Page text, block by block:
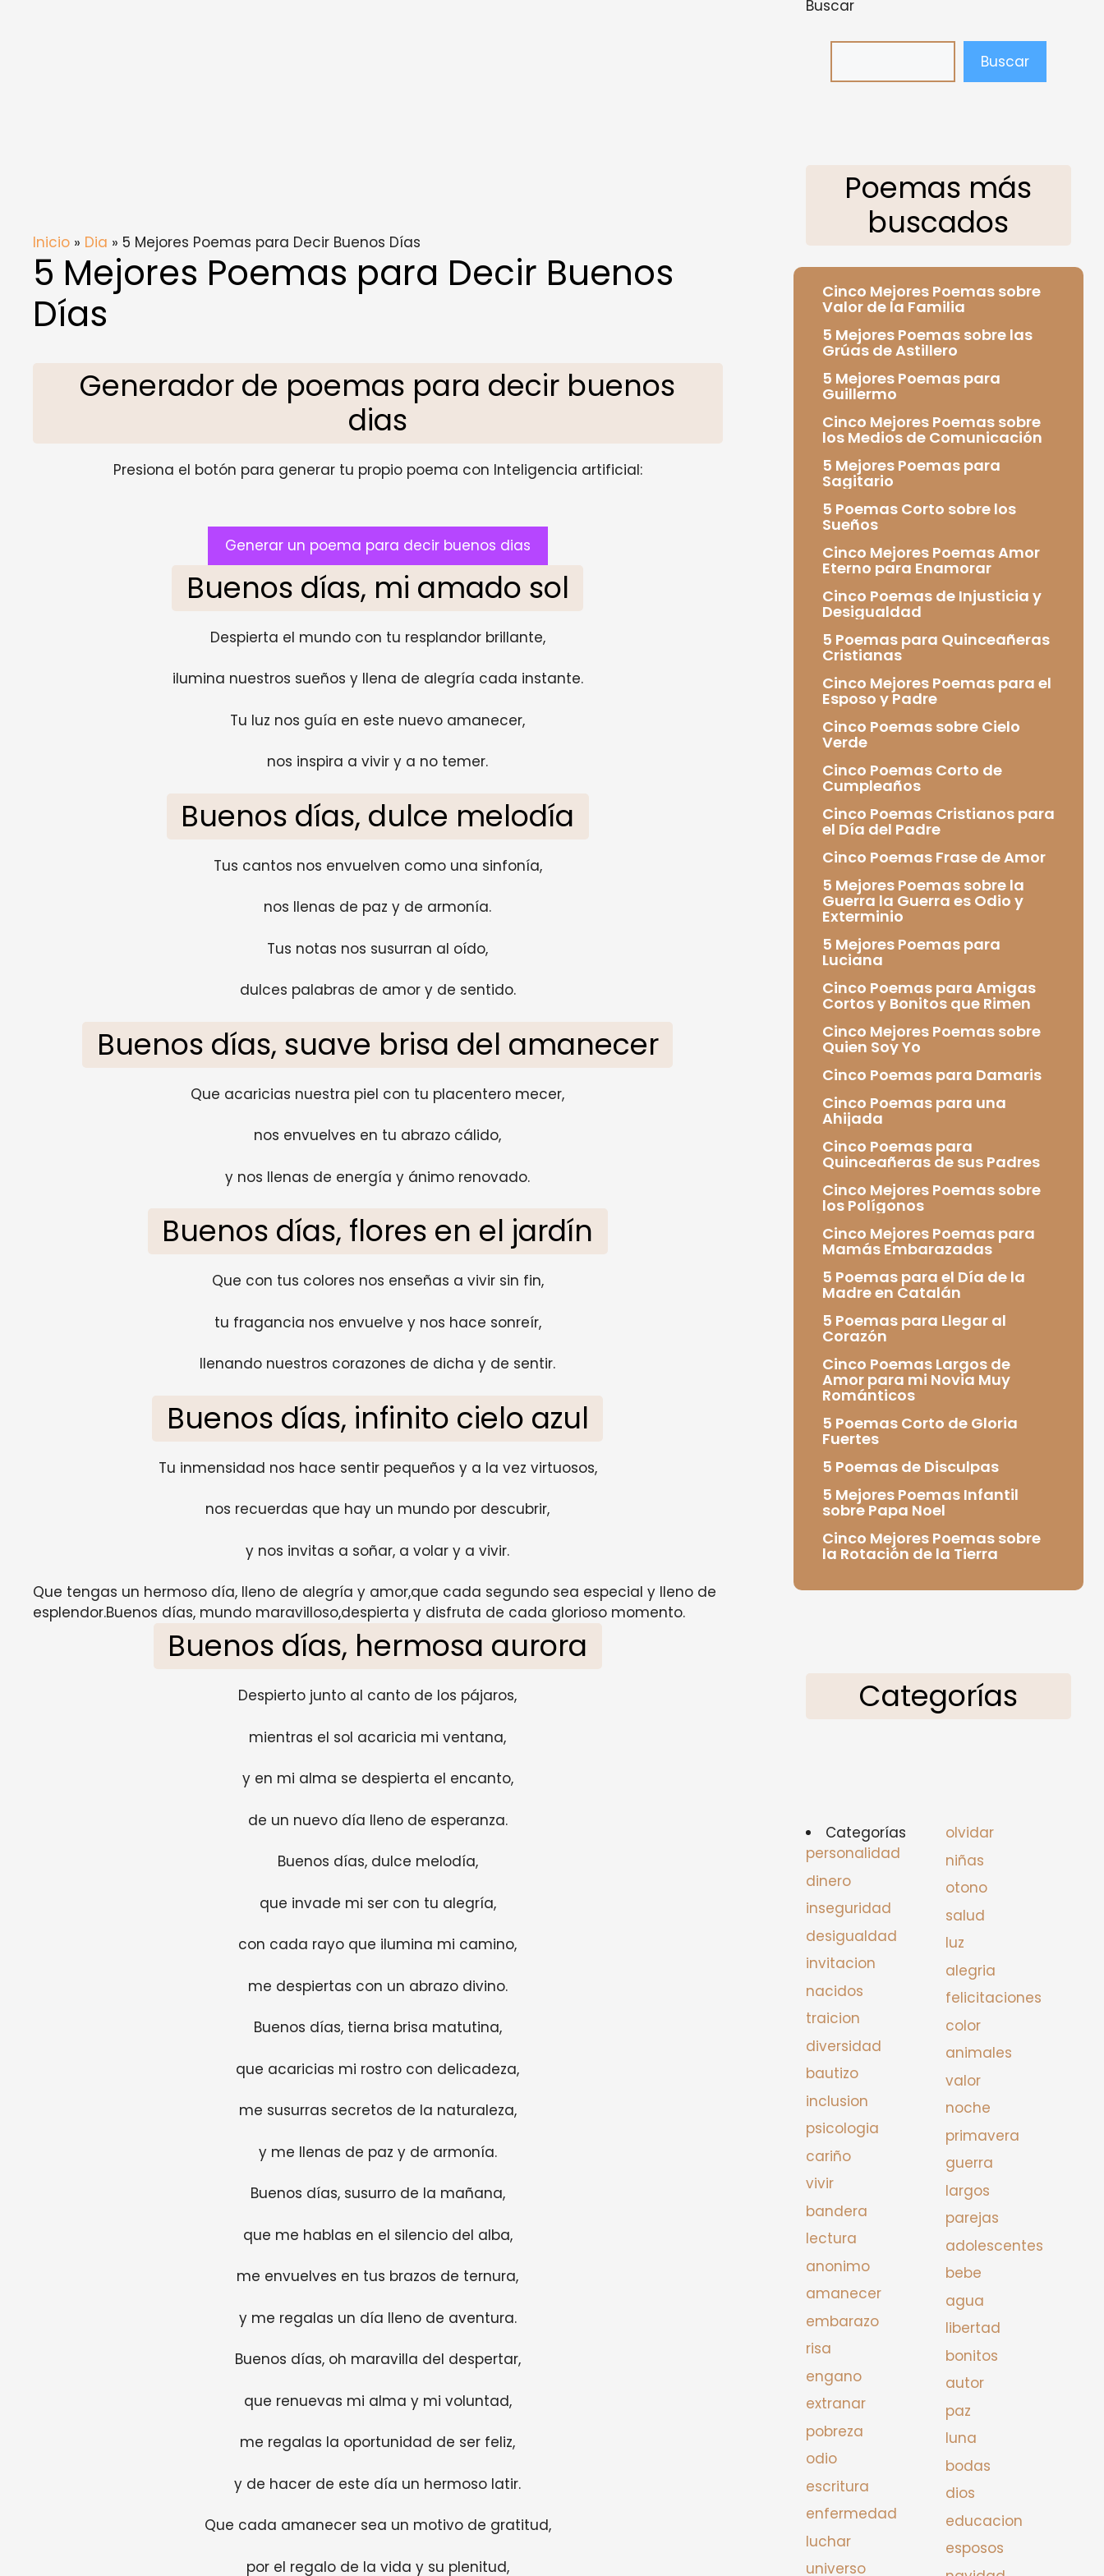
Inicio » Dia » 5 Mejores Poemas para Decir Buenos Días
5 Mejores Poemas para Decir Buenos
Días
Generador de poemas para decir buenos
dias
Presiona el botón para generar tu propio poema con Inteligencia artificial:
Generar un poema para decir buenos dias
Buenos días, mi amado sol
Despierta el mundo con tu resplandor brillante,
ilumina nuestros sueños y llena de alegría cada instante.
Tu luz nos guía en este nuevo amanecer,
nos inspira a vivir y a no temer.
Buenos días, dulce melodía
Tus cantos nos envuelven como una sinfonía,
nos llenas de paz y de armonía.
Tus notas nos susurran al oído,
dulces palabras de amor y de sentido.
Buenos días, suave brisa del amanecer
Que acaricias nuestra piel con tu placentero mecer,
nos envuelves en tu abrazo cálido,
y nos llenas de energía y ánimo renovado.
Buenos días, flores en el jardín
Que con tus colores nos enseñas a vivir sin fin,
tu fragancia nos envuelve y nos hace sonreír,
llenando nuestros corazones de dicha y de sentir.
Buenos días, infinito cielo azul
Tu inmensidad nos hace sentir pequeños y a la vez virtuosos,
nos recuerdas que hay un mundo por descubrir,
y nos invitas a soñar, a volar y a vivir.
Que tengas un hermoso día, lleno de alegría y amor,que cada segundo sea especial y lleno de
esplendor.Buenos días, mundo maravilloso,despierta y disfruta de cada glorioso momento.
Buenos días, hermosa aurora
Despierto junto al canto de los pájaros,
mientras el sol acaricia mi ventana,
y en mi alma se despierta el encanto,
de un nuevo día lleno de esperanza.
Buenos días, dulce melodía,
que invade mi ser con tu alegría,
con cada rayo que ilumina mi camino,
me despiertas con un abrazo divino.
Buenos días, tierna brisa matutina,
que acaricias mi rostro con delicadeza,
me susurras secretos de la naturaleza,
y me llenas de paz y de armonía.
Buenos días, susurro de la mañana,
que me hablas en el silencio del alba,
me envuelves en tus brazos de ternura,
y me regalas un día lleno de aventura.
Buenos días, oh maravilla del despertar,
que renuevas mi alma y mi voluntad,
me regalas la oportunidad de ser feliz,
y de hacer de este día un hermoso latir.
Que cada amanecer sea un motivo de gratitud,
por el regalo de la vida y su plenitud,
Buscar
Buscar
Poemas más
buscados
Cinco Mejores Poemas sobre
Valor de la Familia
5 Mejores Poemas sobre las
Grúas de Astillero
5 Mejores Poemas para
Guillermo
Cinco Mejores Poemas sobre
los Medios de Comunicación
5 Mejores Poemas para
Sagitario
5 Poemas Corto sobre los
Sueños
Cinco Mejores Poemas Amor
Eterno para Enamorar
Cinco Poemas de Injusticia y
Desigualdad
5 Poemas para Quinceañeras
Cristianas
Cinco Mejores Poemas para el
Esposo y Padre
Cinco Poemas sobre Cielo
Verde
Cinco Poemas Corto de
Cumpleaños
Cinco Poemas Cristianos para
el Día del Padre
Cinco Poemas Frase de Amor
5 Mejores Poemas sobre la
Guerra la Guerra es Odio y
Exterminio
5 Mejores Poemas para
Luciana
Cinco Poemas para Amigas
Cortos y Bonitos que Rimen
Cinco Mejores Poemas sobre
Quien Soy Yo
Cinco Poemas para Damaris
Cinco Poemas para una
Ahijada
Cinco Poemas para
Quinceañeras de sus Padres
Cinco Mejores Poemas sobre
los Polígonos
Cinco Mejores Poemas para
Mamás Embarazadas
5 Poemas para el Día de la
Madre en Catalán
5 Poemas para Llegar al
Corazón
Cinco Poemas Largos de
Amor para mi Novia Muy
Románticos
5 Poemas Corto de Gloria
Fuertes
5 Poemas de Disculpas
5 Mejores Poemas Infantil
sobre Papa Noel
Cinco Mejores Poemas sobre
la Rotación de la Tierra
Categorías
Categorías
personalidad
dinero
inseguridad
desigualdad
invitacion
nacidos
traicion
diversidad
bautizo
inclusion
psicologia
cariño
vivir
bandera
lectura
anonimo
amanecer
embarazo
risa
engano
extranar
pobreza
odio
escritura
enfermedad
luchar
universo
olvidar
niñas
otono
salud
luz
alegria
felicitaciones
color
animales
valor
noche
primavera
guerra
largos
parejas
adolescentes
bebe
agua
libertad
bonitos
autor
paz
luna
bodas
dios
educacion
esposos